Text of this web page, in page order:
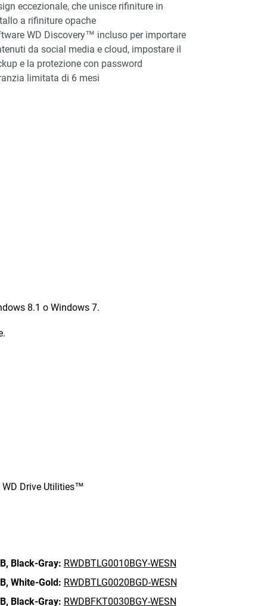
eccezionale, che unisce rifiniture in
a rifiniture opache
WD Discovery™ incluso per importare
da social media e cloud, impostare il
e la protezione con password
limitata di 6 mesi
8.1 o Windows 7.
WD Drive Utilities™
Black-Gray: RWDBTLG0010BGY-WESN
White-Gold: RWDBTLG0020BGD-WESN
Black-Gray: RWDBFKT0030BGY-WESN